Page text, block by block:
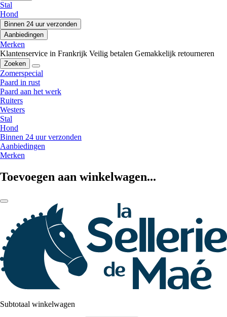
Stal
Hond
Binnen 24 uur verzonden
Aanbiedingen
Merken
Klantenservice in Frankrijk Veilig betalen Gemakkelijk retourneren
Zoeken
Zomerspecial
Paard in rust
Paard aan het werk
Ruiters
Westers
Stal
Hond
Binnen 24 uur verzonden
Aanbiedingen
Merken
Toevoegen aan winkelwagen...
Subtotaal winkelwagen